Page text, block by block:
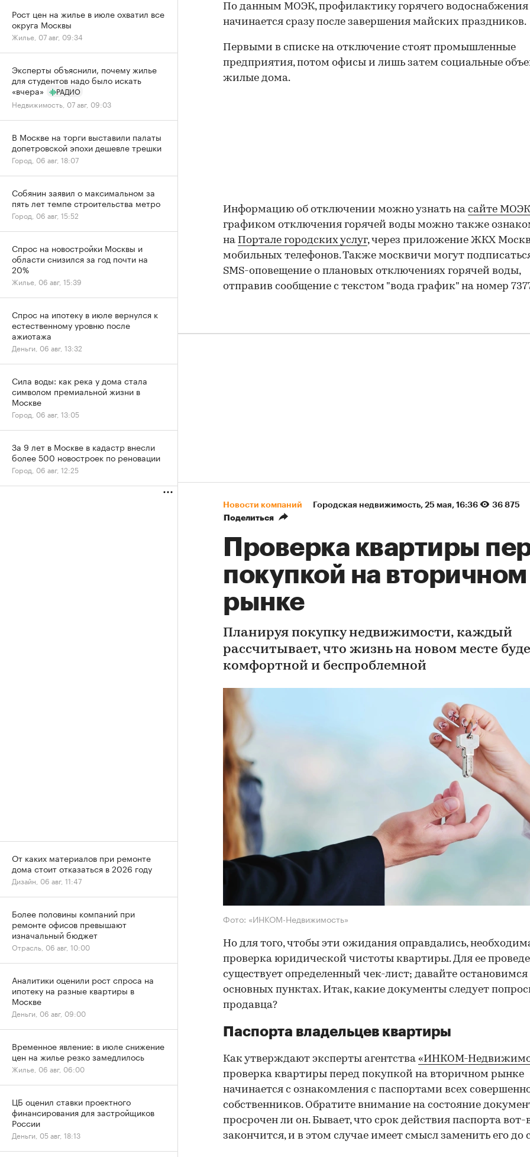
По данным МОЭК, профилактику горячего водоснабжения
начинается сразу после завершения майских праздников.
Первыми в списке на отключение стоят промышленные
предприятия, потом офисы и лишь затем социальные
жилые дома.
Информацию об отключении можно узнать на сайте МОЭК
графиком отключения горячей воды можно также
на Портале городских услуг, через приложение ЖКХ
мобильных телефонов. Также москвичи могут
SMS-оповещение о плановых отключениях горячей воды,
отправив сообщение с текстом "вода график" на номер
Новости компаний Городская недвижимость⁠, 25 мая, 16:36
36 875
Поделиться
Проверка квартиры
покупкой на вторичном
рынке
Планируя покупку недвижимости, каждый
рассчитывает, что жизнь на новом месте
комфортной и беспроблемной
Фото: «ИНКОМ-Недвижимость»
Но для того, чтобы эти ожидания оправдались,
проверка юридической чистоты квартиры. Для ее
существует определенный чек-лист; давайте остановимся
основных пунктах. Итак, какие документы следует
продавца?
Паспорта владельцев квартиры
Как утверждают эксперты агентства «ИНКОМ-
проверка квартиры перед покупкой на вторичном рынке
начинается с ознакомления с паспортами всех
собственников. Обратите внимание на состояние
просрочен ли он. Бывает, что срок действия паспорта вот-
закончится, и в этом случае имеет смысл заменить его до
Рост цен на жилье в июле охватил все
округа Москвы
Жилье, 07 авг, 09:34
Эксперты объяснили, почему жилье
для студентов надо было искать
«вчера»
РАДИО
Недвижимость, 07 авг, 09:03
В Москве на торги выставили палаты
допетровской эпохи дешевле трешки
Город, 06 авг, 18:07
Собянин заявил о максимальном за
пять лет темпе строительства метро
Город, 06 авг, 15:52
Спрос на новостройки Москвы и
области снизился за год почти на
20%
Жилье, 06 авг, 15:39
Спрос на ипотеку в июле вернулся к
естественному уровню после
ажиотажа
Деньги, 06 авг, 13:32
Сила воды: как река у дома стала
символом премиальной жизни в
Москве
Город, 06 авг, 13:05
За 9 лет в Москве в кадастр внесли
более 500 новостроек по реновации
Город, 06 авг, 12:25
От каких материалов при ремонте
дома стоит отказаться в 2026 году
Дизайн, 06 авг, 11:47
Более половины компаний при
ремонте офисов превышают
изначальный бюджет
Отрасль, 06 авг, 10:00
Аналитики оценили рост спроса на
ипотеку на разные квартиры в
Москве
Деньги, 06 авг, 09:00
Временное явление: в июле снижение
цен на жилье резко замедлилось
Жилье, 06 авг, 06:00
ЦБ оценил ставки проектного
финансирования для застройщиков
России
Деньги, 05 авг, 18:13